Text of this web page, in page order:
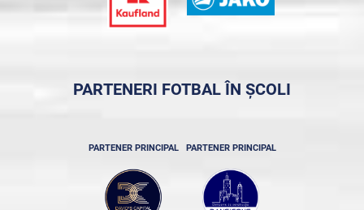
PARTENERI FOTBAL ÎN ȘCOLI
PARTENER PRINCIPAL PARTENER PRINCIPAL